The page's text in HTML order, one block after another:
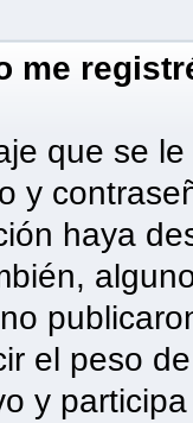
me
que se
y
haya
el peso
y